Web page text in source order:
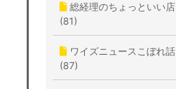
総経理のちょっといい店
(81)
ワイズニュースこぼれ話
(87)